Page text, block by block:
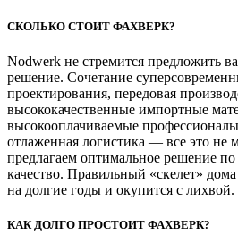
СКОЛЬКО СТОИТ ФАХВЕРК?
Nodwerk не стремится предложить
решение. Сочетание
проектирования, передовая
высококачественные импортные
высокооплачиваемые
отлаженная логистика — все это
предлагаем оптимальное решение
качество. Правильный «скелет»
на долгие годы и окупится с лихвой.
КАК ДОЛГО ПРОСТОИТ ФАХВЕРК?